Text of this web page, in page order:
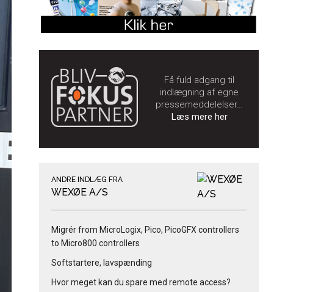
Få fuld adgang til
indlægning af egne
pressemeddelelser…
Læs mere her
ANDRE INDLÆG FRA
WEXØE A/S
Migrér from MicroLogix, Pico, PicoGFX controllers
to Micro800 controllers
Softstartere, lavspænding
Hvor meget kan du spare med remote access?